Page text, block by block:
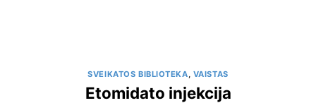
SVEIKATOS BIBLIOTEKA, VAISTAS
Etomidato injekcija